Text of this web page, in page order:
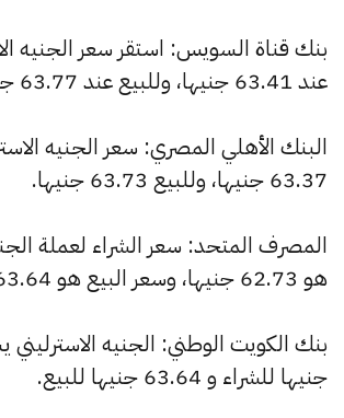
بنك قناة السويس: استقر سعر الجنيه
عند 63.41 جنيها، وللبيع عند 63.77 جنيها.
البنك الأهلي المصري: سعر الجنيه
63.37 جنيها، وللبيع 63.73 جنيها.
المصرف المتحد: سعر الشراء لعملة
هو 62.73 جنيها، وسعر البيع هو 63.64 جنيها.
جنيها للشراء و 63.64 جنيها للبيع.